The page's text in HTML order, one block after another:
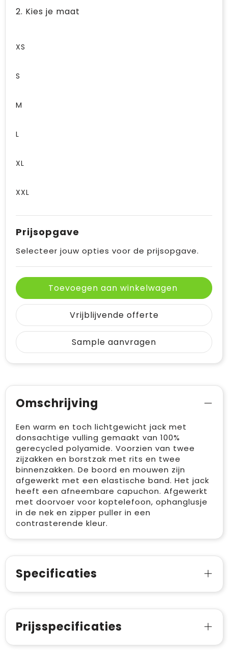
2. Kies je maat
XS
S
M
L
XL
XXL
Prijsopgave
Selecteer jouw opties voor de prijsopgave.
Toevoegen aan winkelwagen
Vrijblijvende offerte
Sample aanvragen
Omschrijving
Een warm en toch lichtgewicht jack met
donsachtige vulling gemaakt van 100%
gerecycled polyamide. Voorzien van twee
zijzakken en borstzak met rits en twee
binnenzakken. De boord en mouwen zijn
afgewerkt met een elastische band. Het jack
heeft een afneembare capuchon. Afgewerkt
met doorvoer voor koptelefoon, ophanglusje
in de nek en zipper puller in een
contrasterende kleur.
Specificaties
Prijsspecificaties